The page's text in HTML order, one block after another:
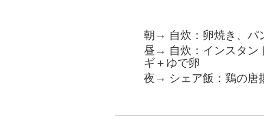
朝→ 自炊：卵焼き、パ
昼→ 自炊：インスタン
ギ＋ゆで卵
夜→ シェア飯：鶏の唐